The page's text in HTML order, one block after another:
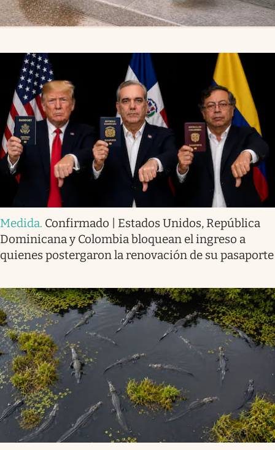
Medida. Confirmado | Estados Unidos, República
Dominicana y Colombia bloquean el ingreso a
quienes postergaron la renovación de su pasaporte